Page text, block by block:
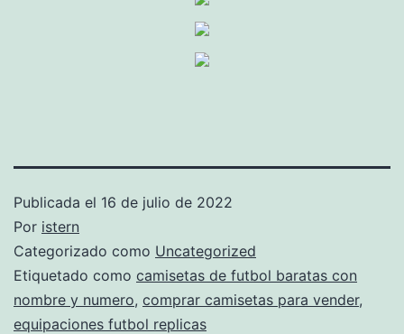
Publicada el 16 de julio de 2022
Por istern
Categorizado como Uncategorized
Etiquetado como camisetas de futbol baratas con
nombre y numero, comprar camisetas para vender,
equipaciones futbol replicas